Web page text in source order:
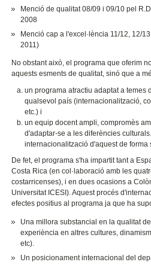
Menció de qualitat 08/09 i 09/10 pel
2008
Menció cap a l'excel·lència 11/12, 12/
2011)
No obstant això, el programa que oferim
aquests esments de qualitat, sinó que a
un programa atractiu adaptat a temes
qualsevol país (internacionalització,
etc.) i
un equip docent ampli, compromès
d'adaptar-se a les diferències
internacionalització d'aquest de forma
De fet, el programa s'ha impartit tant a
Costa Rica (en col·laboració amb les
costarricenses), i en dues ocasions a
Universitat ICESI). Aquest procés
efectes positius al programa ja que ha
Una millora substancial en la qualitat
experiència en altres cultures,
etc).
Un posicionament internacional del